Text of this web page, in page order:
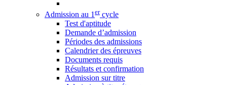
Admission au 1 ercycle
Test d'aptitude
Demande d’admission
Périodes des admissions
Calendrier des épreuves
Documents requis
Résultats et confirmation
Admission sur titre